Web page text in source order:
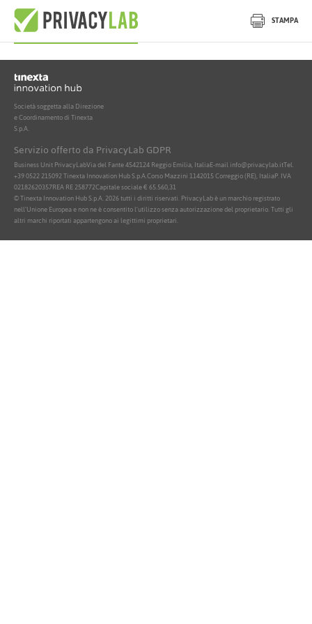
STAMPA
Nessun documento attivo trovato
Società soggetta alla Direzione
e Coordinamento di Tinexta
S.p.A.
Servizio offerto da PrivacyLab GDPR
Business Unit PrivacyLabVia del Fante 4542124 Reggio Emilia, ItaliaE-mail info@privacylab.itTel.
+39 0522 215092Tinexta Innovation Hub S.p.A.Corso Mazzini 1142015 Correggio (RE), ItaliaP. IVA
02182620357REA RE 258772Capitale sociale € 65.560,31
© Tinexta Innovation Hub S.p.A. 2026 tutti i diritti riservati. PrivacyLab è un marchio registrato
nell'Unione Europea e non ne è consentito l'utilizzo senza autorizzazione del proprietario. Tutti gli
altri marchi riportati appartengono ai legittimi proprietari.